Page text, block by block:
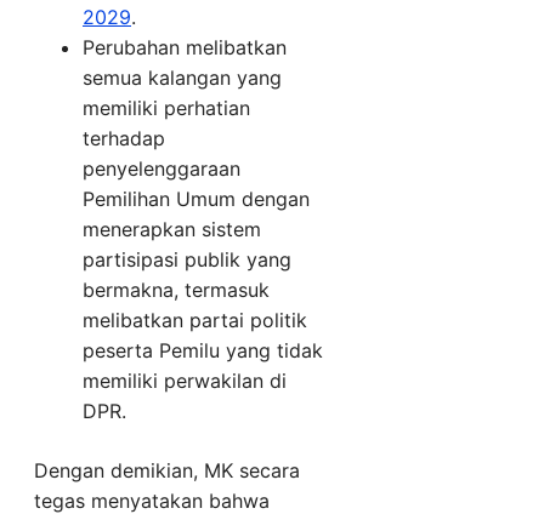
2029.
Perubahan melibatkan
semua kalangan yang
memiliki perhatian
terhadap
penyelenggaraan
Pemilihan Umum dengan
menerapkan sistem
partisipasi publik yang
bermakna, termasuk
melibatkan partai politik
peserta Pemilu yang tidak
memiliki perwakilan di
DPR.
Dengan demikian, MK secara
tegas menyatakan bahwa